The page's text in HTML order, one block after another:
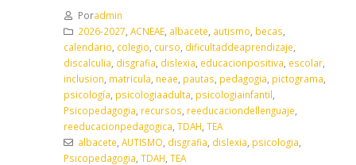
Poradmin
2026-2027 ACNEAE, albacete autismo becas
calendario colegio curso dificultaddeaprendizaje
discalculia disgrafia dislexia educacionpositiva escolar
inclusion matricula neae pautas pedagogia pictograma
psicología psicologiaadulta psicologiainfantil
Psicopedagogia recursos reeducaciondellenguaje
reeducacionpedagogica TDAH TEA
albacete AUTISMO disgrafia dislexia psicologia
Psicopedagogia TDAH TEA